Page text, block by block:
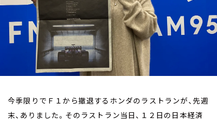
今季限りでＦ１から撤退するホンダのラストランが、先週
末、ありました。そのラストラン当日、１２日の日本経済